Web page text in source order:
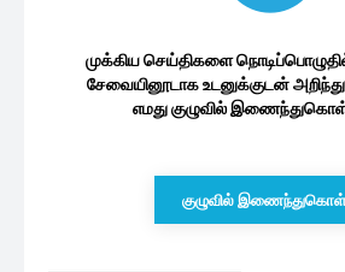
முக்கிய செய்திகளை
சேவையினூடாக உடனுக்குடன்
எமது குழுவில்
குழுவில்